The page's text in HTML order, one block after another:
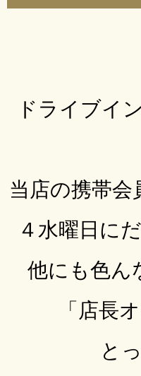
ドライブイ
当店の携帯会
４水曜日に
他にも色ん
「店長
と